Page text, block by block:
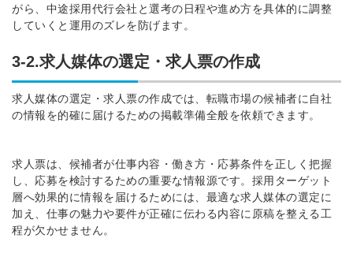
がら、中途採用代行会社と選考の日程や進め方を具体的に調整
していくと運用のズレを防げます。
3-2.求人媒体の選定・求人票の作成
求人媒体の選定・求人票の作成では、転職市場の候補者に自社
の情報を的確に届けるための掲載準備全般を依頼できます。
求人票は、候補者が仕事内容・働き方・応募条件を正しく把握
し、応募を検討するための重要な情報源です。採用ターゲット
層へ効果的に情報を届けるためには、最適な求人媒体の選定に
加え、仕事の魅力や要件が正確に伝わる内容に原稿を整える工
程が欠かせません。